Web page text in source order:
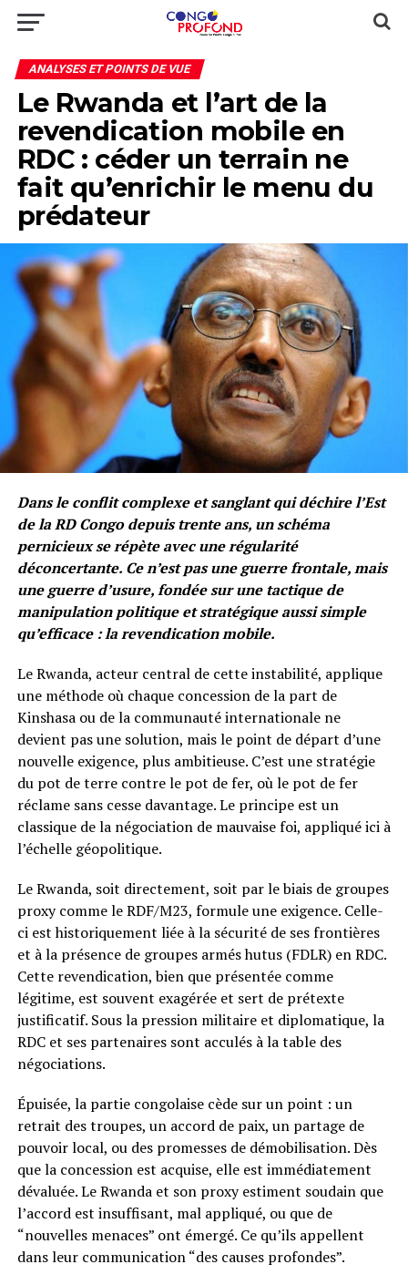
ANALYSES ET POINTS DE VUE
Le Rwanda et l’art de la
revendication mobile en
RDC : céder un terrain ne
fait qu’enrichir le menu du
prédateur
Dans le conflit complexe et sanglant qui déchire l’Est
de la RD Congo depuis trente ans, un schéma
pernicieux se répète avec une régularité
déconcertante. Ce n’est pas une guerre frontale, mais
une guerre d’usure, fondée sur une tactique de
manipulation politique et stratégique aussi simple
qu’efficace : la revendication mobile.
Le Rwanda, acteur central de cette instabilité, applique
une méthode où chaque concession de la part de
Kinshasa ou de la communauté internationale ne
devient pas une solution, mais le point de départ d’une
nouvelle exigence, plus ambitieuse. C’est une stratégie
du pot de terre contre le pot de fer, où le pot de fer
réclame sans cesse davantage. Le principe est un
classique de la négociation de mauvaise foi, appliqué ici à
l’échelle géopolitique.
Le Rwanda, soit directement, soit par le biais de groupes
proxy comme le RDF/M23, formule une exigence. Celle-
ci est historiquement liée à la sécurité de ses frontières
et à la présence de groupes armés hutus (FDLR) en RDC.
Cette revendication, bien que présentée comme
légitime, est souvent exagérée et sert de prétexte
justificatif. Sous la pression militaire et diplomatique, la
RDC et ses partenaires sont acculés à la table des
négociations.
Épuisée, la partie congolaise cède sur un point : un
retrait des troupes, un accord de paix, un partage de
pouvoir local, ou des promesses de démobilisation. Dès
que la concession est acquise, elle est immédiatement
dévaluée. Le Rwanda et son proxy estiment soudain que
l’accord est insuffisant, mal appliqué, ou que de
“nouvelles menaces” ont émergé. Ce qu’ils appellent
dans leur communication “des causes profondes”.